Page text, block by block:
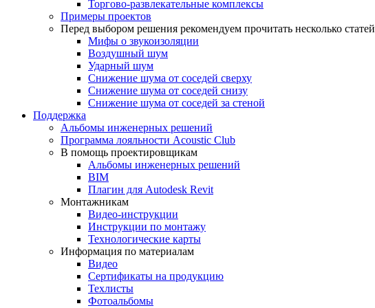
Торгово-развлекательные комплексы
Примеры проектов
Перед выбором решения рекомендуем прочитать несколько статей
Мифы о звукоизоляции
Воздушный шум
Ударный шум
Снижение шума от соседей сверху
Снижение шума от соседей снизу
Снижение шума от соседей за стеной
Поддержка
Альбомы инженерных решений
Программа лояльности Acoustic Club
В помощь проектировщикам
Альбомы инженерных решений
BIM
Плагин для Autodesk Revit
Монтажникам
Видео-инструкции
Инструкции по монтажу
Технологические карты
Информация по материалам
Видео
Сертификаты на продукцию
Техлисты
Фотоальбомы